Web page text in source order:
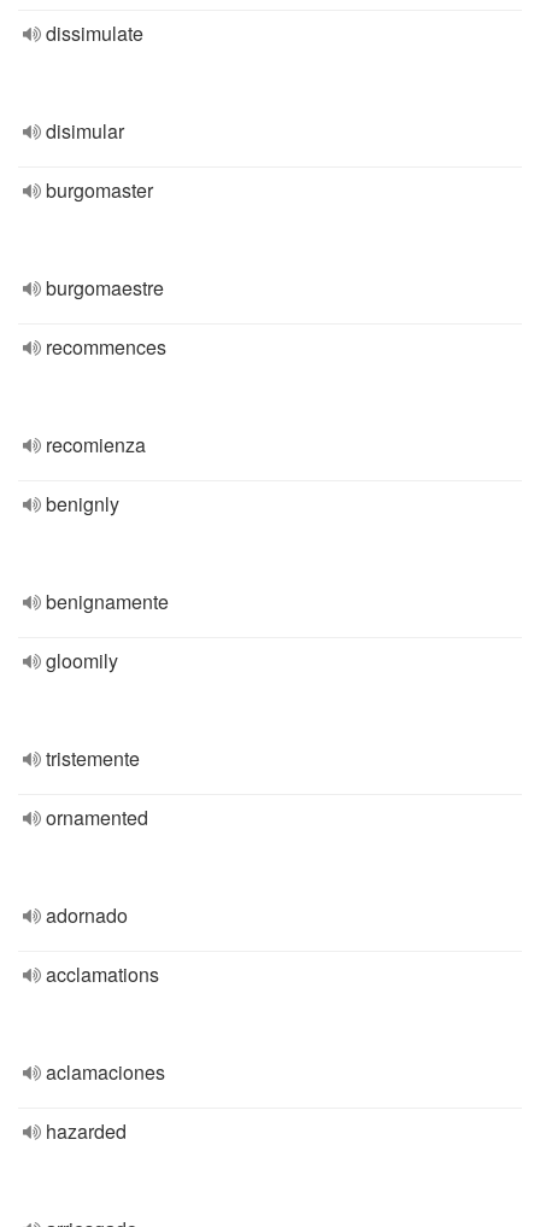
dissimulate
disimular
burgomaster
burgomaestre
recommences
recomienza
benignly
benignamente
gloomily
tristemente
ornamented
adornado
acclamations
aclamaciones
hazarded